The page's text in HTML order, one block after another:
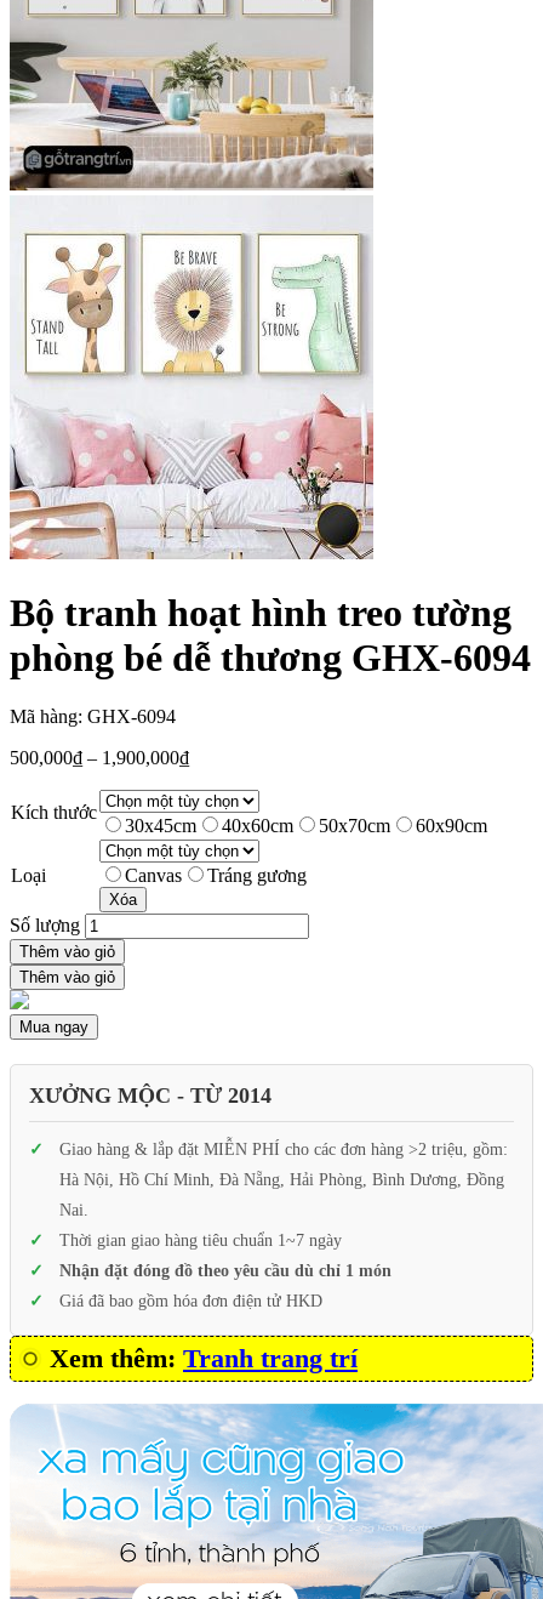
Bộ tranh hoạt hình treo tường
phòng bé dễ thương GHX-6094
Mã hàng: GHX-6094
500,000₫ – 1,900,000₫
Kích thước
30x45cm 40x60cm 50x70cm 60x90cm
Loại Canvas Tráng gương
Xóa
Số lượng
Thêm vào giỏ
Thêm vào giỏ
Mua ngay
XƯỞNG MỘC - TỪ 2014
Giao hàng & lắp đặt MIỄN PHÍ cho các đơn hàng >2 triệu, gồm:
Hà Nội, Hồ Chí Minh, Đà Nẵng, Hải Phòng, Bình Dương, Đồng
Nai.
Thời gian giao hàng tiêu chuẩn 1~7 ngày
Nhận đặt đóng đồ theo yêu cầu dù chỉ 1 món
Giá đã bao gồm hóa đơn điện tử HKD
Xem thêm: Tranh trang trí